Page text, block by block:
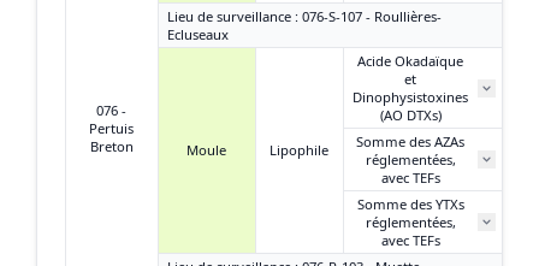
076 -
Pertuis
Breton
Lieu de surveillance : 076-S-107 - Roullières-
Ecluseaux
Moule Lipophile
Acide Okadaïque
et
Dinophysistoxines
(AO DTXs)
Somme des AZAs
réglementées,
avec TEFs
Somme des YTXs
réglementées,
avec TEFs